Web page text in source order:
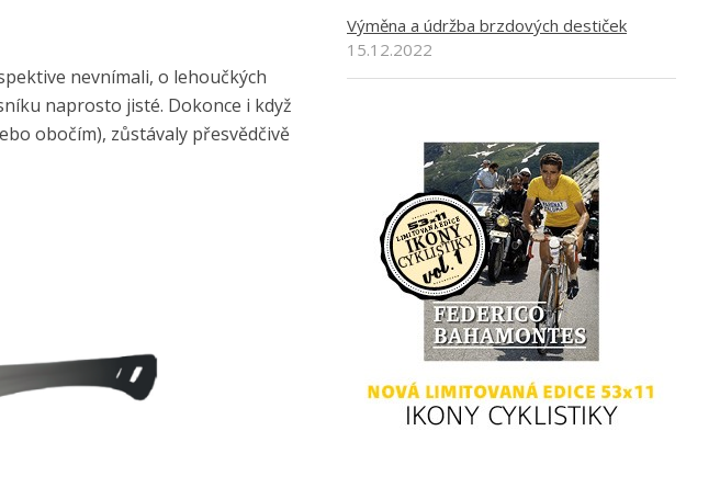
nevnímali, o lehoučkých
naprosto jisté. Dokonce i když
obočím), zůstávaly přesvědčivě
Výměna a údržba brzdových destiček
15.12.2022